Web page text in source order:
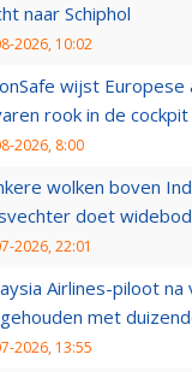
naar Schiphol
2026, 10:02
wijst Europese
rook in de cockpit
2026, 8:00
wolken boven
doet
2026, 22:01
Airlines-piloot na
met
2026, 13:55